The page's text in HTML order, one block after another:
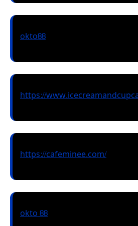
okto88
https://
https://cafeminee.com/
okto 88